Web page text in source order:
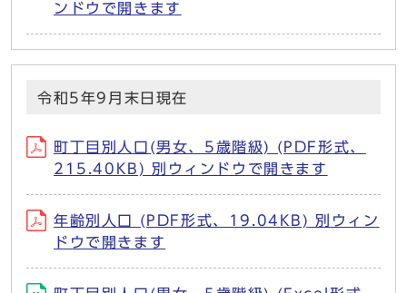
ンドウで開きます
令和5年9月末日現在
町丁目別人口(男女、5歳階級) (PDF形式、
215.40KB) 別ウィンドウで開きます
年齢別人口 (PDF形式、19.04KB) 別ウィン
ドウで開きます